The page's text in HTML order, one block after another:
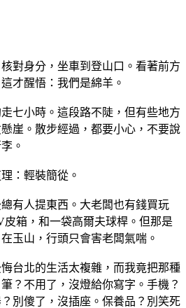
對身分，坐車到登山口。看著前方
才醒悟：我們是綿羊。
七小時。這段路不陡，但有些地方
崖。散步經過，都要小心，不要說
。
：輕裝簡從。
有人提東西。大老闆也有錢買玩
箱，和一袋高爾夫球桿。但那是
玉山，行頭只會害老闆氣喘。
台北的生活太複雜，而我竟把那種
？不用了，沒燈給你寫字。手機？
別傻了，沒插座。保養品？別笑死